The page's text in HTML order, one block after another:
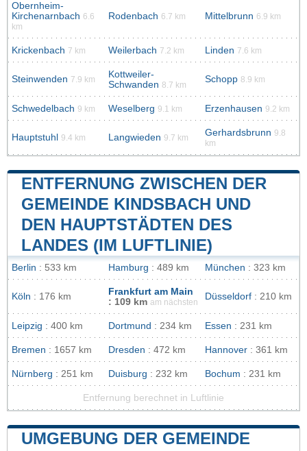
Obernheim-
Kirchenarnbach 6.6
km
Rodenbach 6.7 km Mittelbrunn 6.9 km
Krickenbach 7 km Weilerbach 7.2 km Linden 7.6 km
Steinwenden 7.9 km
Kottweiler-
Schwanden 8.7 km
Schopp 8.9 km
Schwedelbach 9 km Weselberg 9.1 km Erzenhausen 9.2 km
Hauptstuhl 9.4 km Langwieden 9.7 km Gerhardsbrunn 9.8
km
ENTFERNUNG ZWISCHEN DER
GEMEINDE KINDSBACH UND
DEN HAUPTSTÄDTEN DES
LANDES (IM LUFTLINIE)
Berlin : 533 km Hamburg : 489 km München : 323 km
Köln : 176 km
Frankfurt am Main
: 109 km am nächsten
Düsseldorf : 210 km
Leipzig : 400 km Dortmund : 234 km Essen : 231 km
Bremen : 1657 km Dresden : 472 km Hannover : 361 km
Nürnberg : 251 km Duisburg : 232 km Bochum : 231 km
Entfernung berechnet in Luftlinie
UMGEBUNG DER GEMEINDE